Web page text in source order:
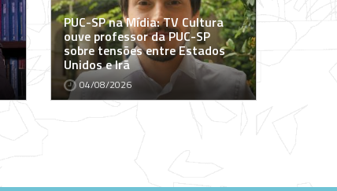
PUC-SP na Mídia: TV Cultura
ouve professor da PUC-SP
sobre tensões entre Estados
Unidos e Irã
04/08/2026